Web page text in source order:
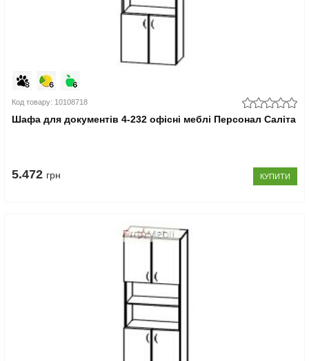
Код товару: 10108718
Шафа для документів 4-232 офісні меблі Персонал Саліта
5.472 грн КУПИТИ